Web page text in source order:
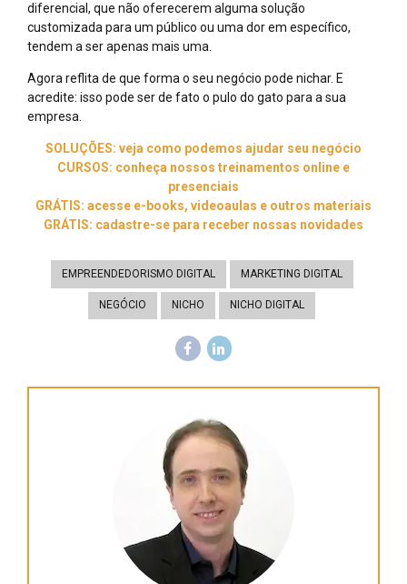
diferencial, que não oferecerem alguma solução
customizada para um público ou uma dor em específico,
tendem a ser apenas mais uma.
Agora reflita de que forma o seu negócio pode nichar. E
acredite: isso pode ser de fato o pulo do gato para a sua
empresa.
SOLUÇÕES: veja como podemos ajudar seu negócio
CURSOS: conheça nossos treinamentos online e
presenciais
GRÁTIS: acesse e-books, videoaulas e outros materiais
GRÁTIS: cadastre-se para receber nossas novidades
EMPREENDEDORISMO DIGITAL MARKETING DIGITAL
NEGÓCIO NICHO NICHO DIGITAL